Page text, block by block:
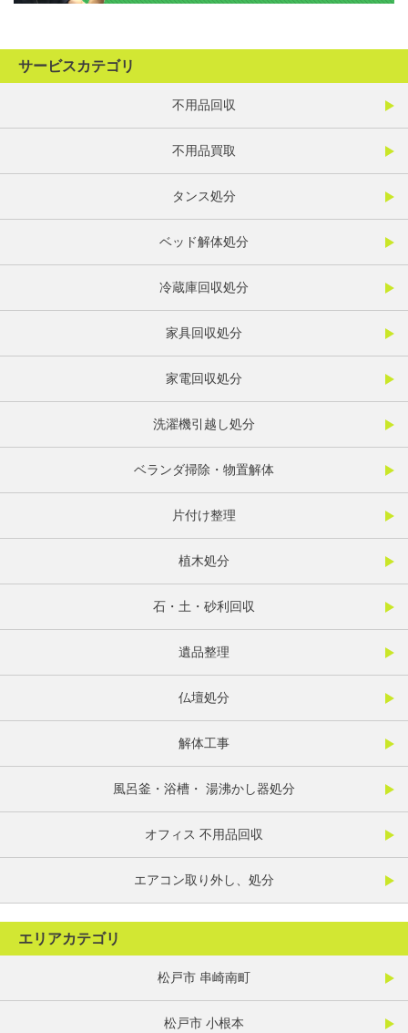
サービスカテゴリ
不用品回収
不用品買取
タンス処分
ベッド解体処分
冷蔵庫回収処分
家具回収処分
家電回収処分
洗濯機引越し処分
ベランダ掃除・物置解体
片付け整理
植木処分
石・土・砂利回収
遺品整理
仏壇処分
解体工事
風呂釜・浴槽・ 湯沸かし器処分
オフィス 不用品回収
エアコン取り外し、処分
エリアカテゴリ
松戸市 串崎南町
松戸市 小根本